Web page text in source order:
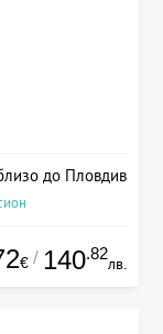
до Пловдив
€ / 140.82
лв.